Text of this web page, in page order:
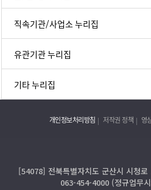
직속기관/사업소 누리집
유관기관 누리집
기타 누리집
개인정보처리방침 저작권 정책 영
[54078] 전북특별자치도 군산시 시청
063-454-4000 (정규업무